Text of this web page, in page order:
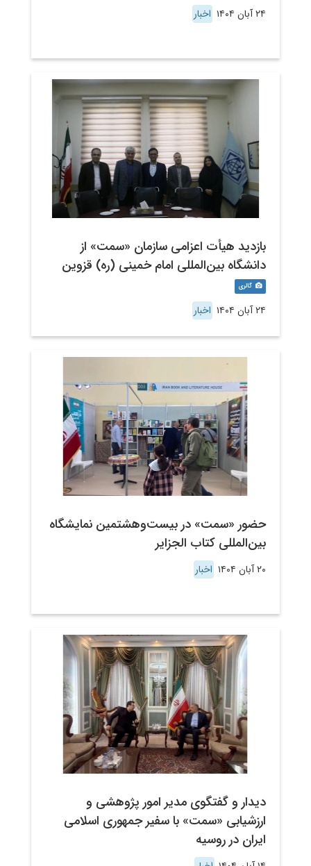
۲۴ آبان ۱۴۰۴ اخبار
بازدید هیأت اعزامی سازمان «سمت» از
دانشگاه بین‌المللی امام خمینی (ره) قزوین
گالری
۲۴ آبان ۱۴۰۴ اخبار
حضور «سمت» در بیست‌وهشتمین نمایشگاه
بین‌المللی کتاب الجزایر
۲۰ آبان ۱۴۰۴ اخبار
دیدار و گفتگوی مدیر امور پژوهشی و
ارزشیابی «سمت» با سفیر جمهوری اسلامی
ایران در روسیه